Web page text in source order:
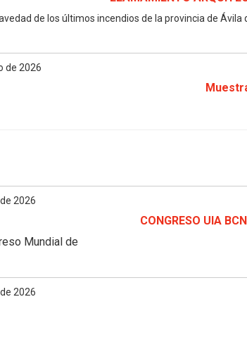
de los últimos incendios de la provincia de
de 2026
2026
CONGRESO UIA
Mundial de
2026